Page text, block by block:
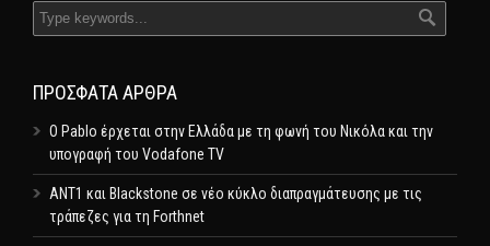
ΠΡΌΣΦΑΤΑ ΆΡΘΡΑ
Ο Pablo έρχεται στην Ελλάδα με τη φωνή του Νικόλα και την
υπογραφή του Vodafone TV
ΑΝΤ1 και Blackstone σε νέο κύκλο διαπραγμάτευσης με τις
τράπεζες για τη Forthnet